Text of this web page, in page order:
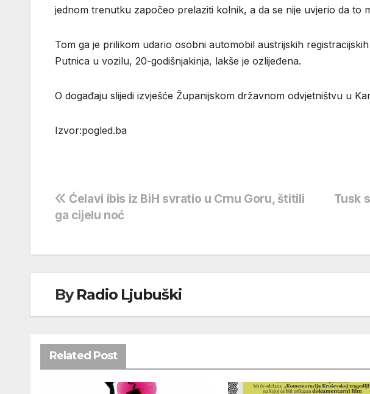
jednom trenutku započeo prelaziti kolnik, a da se nije uvjerio da to
Tom ga je prilikom udario osobni automobil austrijskih
Putnica u vozilu, 20-godišnjakinja, lakše je ozlijeđena.
O događaju slijedi izvješće Županijskom državnom odvjetništvu u
Izvor:pogled.ba
Navigacija
objava
Tusk
Ćelavi ibis iz BiH svratio u Crnu Goru, štitili
ga cijelu noć
ByRadio Ljubuški
Related Post